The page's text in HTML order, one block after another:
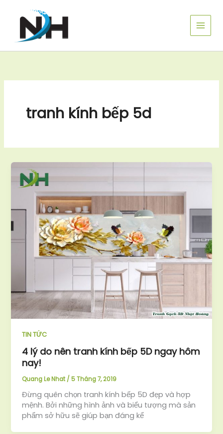
tranh kính bếp 5d
TIN TỨC
4 lý do nên tranh kính bếp 5D ngay hôm
nay!
Quang Le Nhat /5 Tháng 7, 2019
Đừng quên chọn tranh kính bếp 5D đẹp và hợp
mệnh. Bởi những hình ảnh và biểu tượng mà sản
phẩm sở hữu sẽ giúp bạn đáng kể